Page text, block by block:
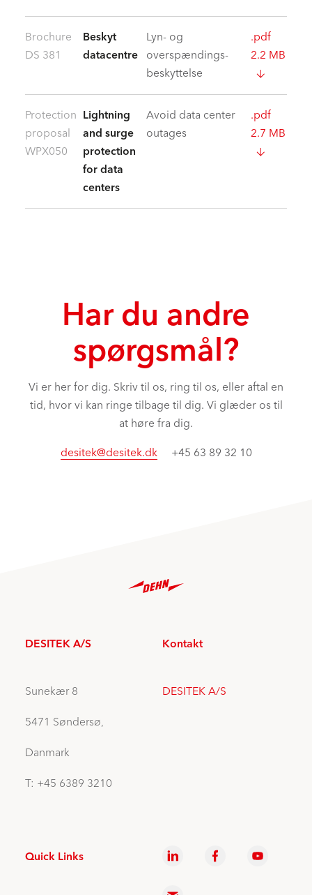
Brochure
DS 381
Beskyt
datacentre
Lyn- og
overspændings­
beskyttelse
.pdf
2.2 MB
Protection
proposal
WPX050
Lightning
and surge
protection
for data
centers
Avoid data center
outages
.pdf
2.7 MB
Har du andre
spørgsmål?
Vi er her for dig. Skriv til os, ring til os, eller aftal en
tid, hvor vi kan ringe tilbage til dig. Vi glæder os til
at høre fra dig.
desitek@desitek.dk+45 63 89 32 10
DESITEK A/S
Sunekær 8
5471 Søndersø,
Danmark
T: +45 6389 3210
Kontakt
DESITEK A/S
Quick Links